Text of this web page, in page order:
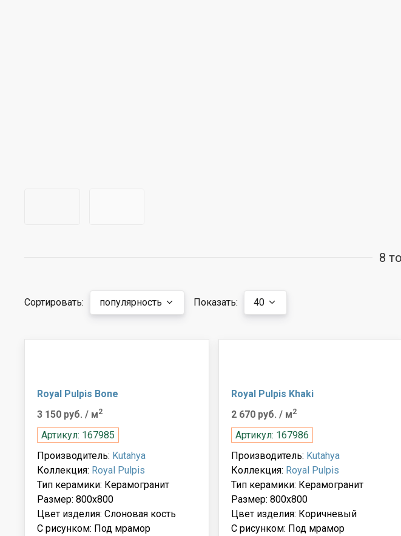
8
Сортировать: популярность Показать: 40
Royal Pulpis Bone
3 150 руб. / м2
Артикул: 167985
Производитель: Kutahya
Коллекция: Royal Pulpis
Тип керамики: Керамогранит
Размер: 800x800
Цвет изделия: Слоновая кость
С рисунком: Под мрамор
Royal Pulpis Khaki
2 670 руб. / м2
Артикул: 167986
Производитель: Kutahya
Коллекция: Royal Pulpis
Тип керамики: Керамогранит
Размер: 800x800
Цвет изделия: Коричневый
С рисунком: Под мрамор